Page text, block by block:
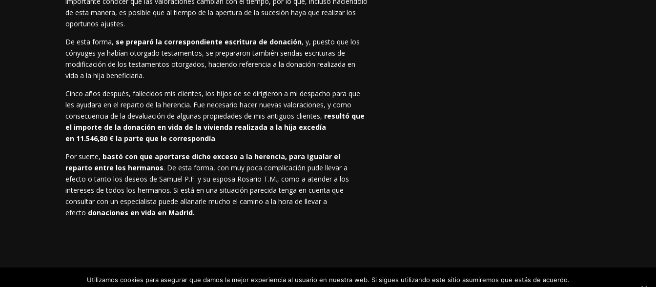
de esta manera, es posible que al tiempo de la apertura de la sucesión haya que realizar los
oportunos ajustes.
De esta forma, se preparó la correspondiente escritura de donación, y, puesto que los
cónyuges ya habían otorgado testamentos, se prepararon también sendas escrituras de
modificación de los testamentos otorgados, haciendo referencia a la donación realizada en
vida a la hija beneficiaria.
Cinco años después, fallecidos mis clientes, los hijos de se dirigieron a mi despacho para que
les ayudara en el reparto de la herencia. Fue necesario hacer nuevas valoraciones, y como
consecuencia de la devaluación de algunas propiedades de mis antiguos clientes, resultó que
el importe de la donación en vida de la vivienda realizada a la hija excedía
en 11.546,80 € la parte que le correspondía.
Por suerte, bastó con que aportarse dicho exceso a la herencia, para igualar el
reparto entre los hermanos. De esta forma, con muy poca complicación pude llevar a
efecto o tanto los deseos de Samuel P.F. y su esposa Rosario T.M., como a atender a los
intereses de todos los hermanos. Si está en una situación parecida tenga en cuenta que
consultar con un especialista puede allanarle mucho el camino a la hora de llevar a
efecto donaciones en vida en Madrid.
Utilizamos cookies para asegurar que damos la mejor experiencia al usuario en nuestra web. Si sigues utilizando este sitio asumiremos que estás de acuerdo.